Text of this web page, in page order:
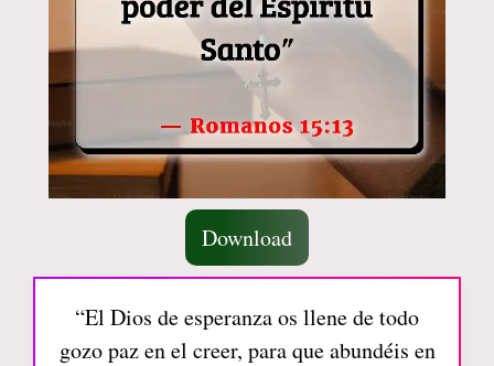
Download
“El Dios de esperanza os llene de todo
gozo paz en el creer, para que abundéis en